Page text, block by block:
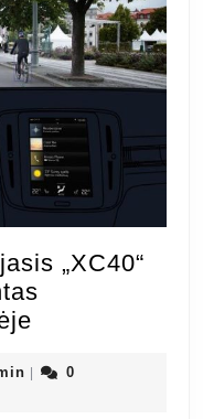
„XC40“
kad
auto_admin
0